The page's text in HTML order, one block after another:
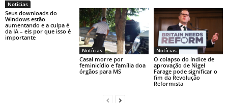
Notícias
Seus downloads do
Windows estão
aumentando e a culpa é
da IA ​​– eis por que isso é
importante
Notícias
Casal morre por
feminicídio e família doa
órgãos para MS
Notícias
O colapso do índice de
aprovação de Nigel
Farage pode significar o
fim da Revolução
Reformista